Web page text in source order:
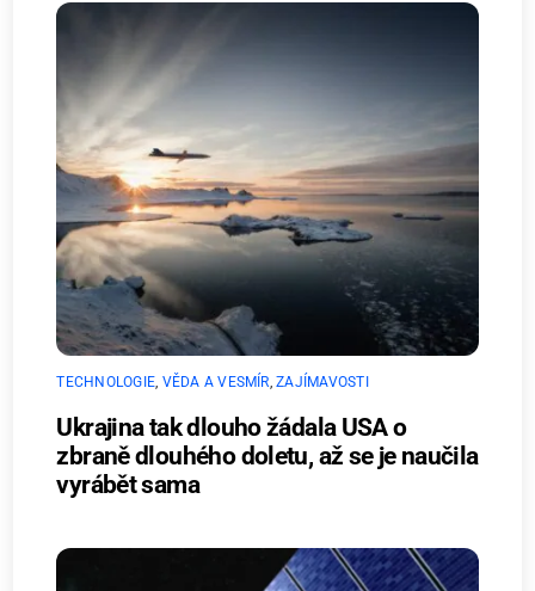
TECHNOLOGIE, VĚDA A VESMÍR,ZAJÍMAVOSTI
Ukrajina tak dlouho žádala USA o
zbraně dlouhého doletu, až se je naučila
vyrábět sama